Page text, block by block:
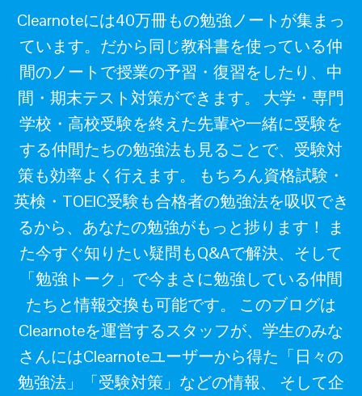
Clearnoteには40万冊もの勉強ノートが集まっ
ています。だから同じ教科書を使っている仲
間のノートで授業の予習・復習をしたり、中
間・期末テスト対策ができます。 大学・専門
学校・高校受験を終えた先輩や一緒に受験を
する仲間たちの勉強法も見ることで、受験対
策も効率よく行えます。 もちろん資格試験・
英検・TOEIC受験も合格者の勉強法を吸収でき
るから、あなたの勉強がもっと捗ります！ ま
た今すぐ知りたい疑問もQ&Aで解決、そして
「勉強トーク」で今まさに勉強している仲間
たちと情報交換も可能です。 このブログは
Clearnoteを運営するスタッフが、学生のみな
さんにはClearnoteユーザーから得た「日々の
勉強法」「受験対策」などの情報、 そして企